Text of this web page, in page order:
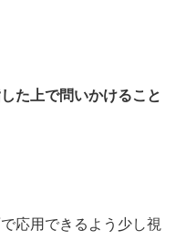
た上で問いかけること
応用できるよう少し視